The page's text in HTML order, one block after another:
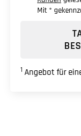
Mit *
1 Angebot für